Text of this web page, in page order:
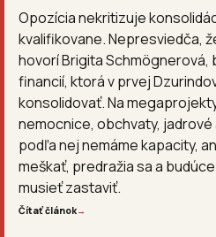
Opozícia nekritizuje
kvalifikovane. Nepresviedča,
hovorí Brigita Schmögnerová,
financií, ktorá v prvej
konsolidovať. Na
nemocnice, obchvaty,
podľa nej nemáme kapacity,
meškať, predražia sa a
musieť zastaviť.
Čítať článok→